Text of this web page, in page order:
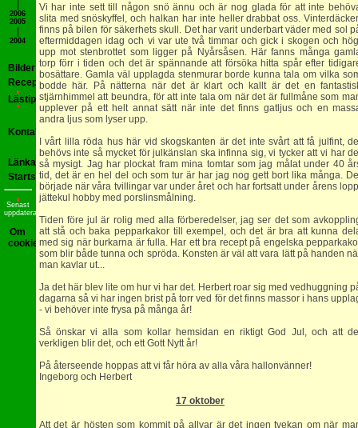
2006
2005
2004
Bilder
Recept
Lästips
Kontakt
Länkar
Startsida
Senast
uppdaterad
Om
cookies
Vi har inte sett till någon snö ännu och är nog glada för att inte
slita med snöskyffel, och halkan har inte heller drabbat oss.
finns på bilen för säkerhets skull. Det har varit underbart väder med sol
eftermiddagen idag och vi var ute två timmar och gick i skogen och
upp mot stenbrottet som ligger på Nyårsåsen. Här fanns många
torp förr i tiden och det är spännande att försöka hitta spår efter
bosättare. Gamla väl upplagda stenmurar borde kunna tala om vilka
bodde här. På nätterna när det är klart och kallt är det en
stjärnhimmel att beundra, för att inte tala om när det är fullmåne som
upplever på ett helt annat sätt när inte det finns gatljus och en
andra ljus som lyser upp.
I vårt lilla röda hus här vid skogskanten är det inte svårt att få julfint,
behövs inte så mycket för julkänslan ska infinna sig, vi tycker att vi har
så mysigt. Jag har plockat fram mina tomtar som jag målat under 40
tid, det är en hel del och som tur är har jag nog gett bort lika många.
började när våra tvillingar var under året och har fortsatt under årens
jättekul hobby med porslinsmålning.
Tiden före jul är rolig med alla förberedelser, jag ser det som
att stå och baka pepparkakor till exempel, och det är bra att kunna
med sig när burkarna är fulla. Har ett bra recept på engelska
som blir både tunna och spröda. Konsten är väl att vara lätt på handen
man kavlar ut...
Ja det här blev lite om hur vi har det. Herbert roar sig med vedhuggning
dagarna så vi har ingen brist på torr ved för det finns massor i hans
- vi behöver inte frysa på många år!
Så önskar vi alla som kollar hemsidan en riktigt God Jul, och att
verkligen blir det, och ett Gott Nytt år!
På återseende hoppas att vi får höra av alla våra hallonvänner!
Ingeborg och Herbert
17 oktober
Att det är hösten som kommit på allvar är det ingen tvekan om när